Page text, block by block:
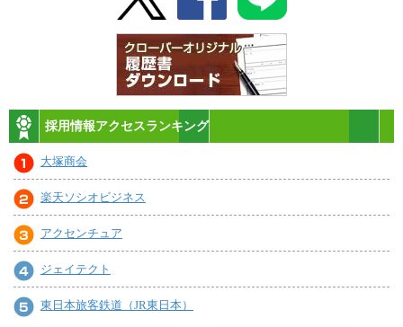
採用情報アクセスランキング
大塚商会
楽天ソシオビジネス
アクセンチュア
ジェイテクト
東日本旅客鉄道（JR東日本）